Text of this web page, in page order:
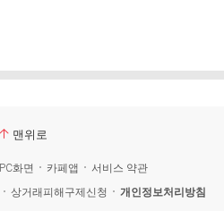
맨위로
PC화면 카페앱
서비스 약관
상거래피해구제신청 개인정보처리방침